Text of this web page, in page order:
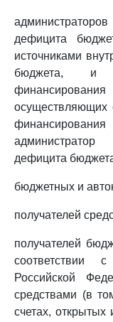
дефицита
источниками
бюджета, и
осуществляющих
дефицита
бюджетных и
получателей
получателей
соответствии
Российской
средствами (в
счетах, открытых